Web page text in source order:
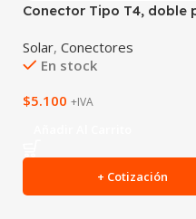
Conector Tipo T4, doble
Solar, Conectores
En stock
$5.100 +IVA
+ Cotización